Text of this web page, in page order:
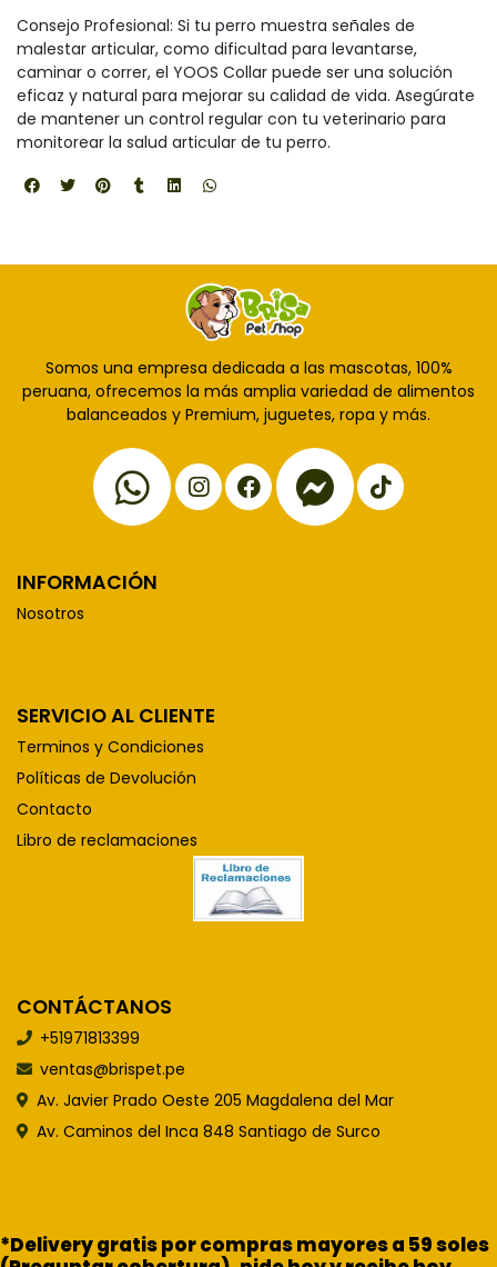
Consejo Profesional: Si tu perro muestra señales de
malestar articular, como dificultad para levantarse,
caminar o correr, el YOOS Collar puede ser una solución
eficaz y natural para mejorar su calidad de vida. Asegúrate
de mantener un control regular con tu veterinario para
monitorear la salud articular de tu perro.
Somos una empresa dedicada a las mascotas, 100%
peruana, ofrecemos la más amplia variedad de alimentos
balanceados y Premium, juguetes, ropa y más.
INFORMACIÓN
Nosotros
SERVICIO AL CLIENTE
Terminos y Condiciones
Políticas de Devolución
Contacto
Libro de reclamaciones
CONTÁCTANOS
+51971813399
ventas@brispet.pe
Av. Javier Prado Oeste 205 Magdalena del Mar
Av. Caminos del Inca 848 Santiago de Surco
*Delivery gratis por compras mayores a 59 soles